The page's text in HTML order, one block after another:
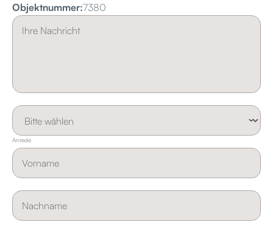
Objektnummer:7380
Anrede